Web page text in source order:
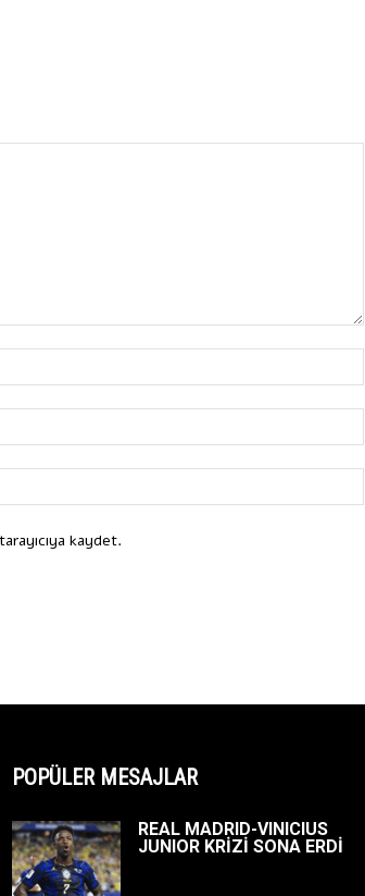
kaydet.
POPÜLER MESAJLAR
REAL MADRID-VINICIUS
JUNIOR KRİZİ SONA ERDİ